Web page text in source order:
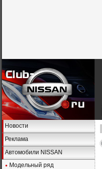
Новости
Реклама
Автомобили NISSAN
Модельный ряд